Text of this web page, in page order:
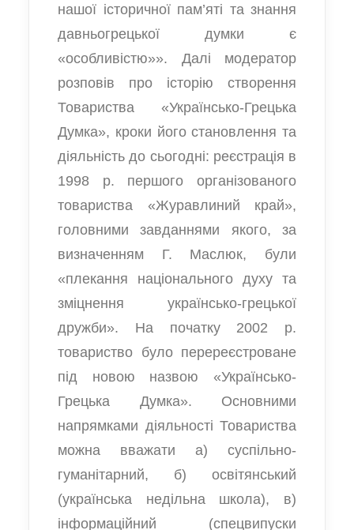
нашої історичної пам’яті та знання
давньогрецької думки є
«особливістю»». Далі модератор
розповів про історію створення
Товариства «Українсько-Грецька
Думка», кроки його становлення та
діяльність до сьогодні: реєстрація в
1998 р. першого організованого
товариства «Журавлиний край»,
головними завданнями якого, за
визначенням Г. Маслюк, були
«плекання національного духу та
зміцнення українсько-грецької
дружби». На початку 2002 р.
товариство було перереєстроване
під новою назвою «Українсько-
Грецька Думка». Основними
напрямками діяльності Товариства
можна вважати а) суспільно-
гуманітарний, б) освітянський
(українська недільна школа), в)
інформаційний (спецвипуски